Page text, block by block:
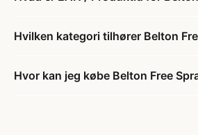
Hvilken kategori tilhører Belton
Hvor kan jeg købe Belton Free